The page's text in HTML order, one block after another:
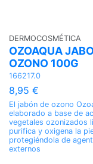
DERMOCOSMÉTICA
OZOAQUA
OZONO 100G
166217.0
8,95 €
El jabón de ozono
elaborado a base de
vegetales ozonizados
purifica y oxigena la
protegiéndola de
externos